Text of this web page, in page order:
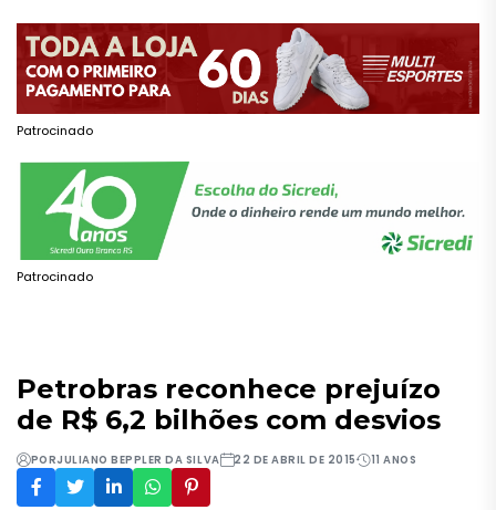
Patrocinado
Patrocinado
Petrobras reconhece prejuízo
de R$ 6,2 bilhões com desvios
PORJULIANO BEPPLER DA SILVA 22 DE ABRIL DE 2015 11 ANOS